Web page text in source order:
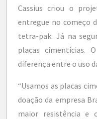
Cassius criou o
entregue no começo
tetra-pak. Já na
placas cimentícias.
diferença entre o uso
“Usamos as placas
doação da empresa
maior resistência e